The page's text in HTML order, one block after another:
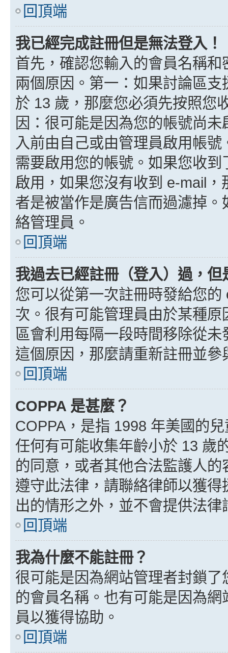
回頂端
我已經完成註冊但是無法登入！
首先，確認您輸入的會員名稱
兩個原因。第一：如果討論區
於 13 歲，那麼您必須先按照您
因：很可能是因為您的帳號尚
入前由自己或由管理員啟用帳
需要啟用您的帳號。如果您收
啟用，如果您沒有收到 e-mail
者是被當作是廣告信而過濾掉
絡管理員。
回頂端
我過去已經註冊（登入）過，
您可以從第一次註冊時發給您
次。很有可能管理員由於某種
區會利用每隔一段時間移除從
這個原因，那麼請重新註冊並參
回頂端
COPPA 是甚麼？
COPPA，是指 1998 年美國的
任何有可能收集年齡小於 13 歲
的同意，或者其他合法監護人
遵守此法律，請聯絡律師以獲
出的情形之外，並不會提供法
回頂端
我為什麼不能註冊？
很可能是因為網站管理者封鎖
的會員名稱。也有可能是因為
員以獲得協助。
回頂端